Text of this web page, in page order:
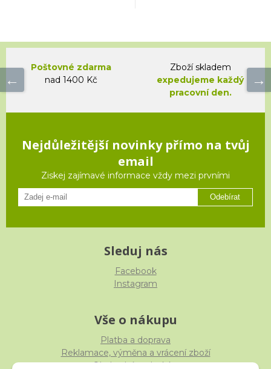
Poštovné zdarma
nad 1400 Kč
Zboží skladem
expedujeme každý
pracovní den.
Nejdůležitější novinky přímo na tvůj
email
Ziskej zajímavé informace vždy mezi prvními
Odebírat
Sleduj nás
Facebook
Instagram
Vše o nákupu
Platba a doprava
Reklamace, výměna a vrácení zboží
Obchodní podmínky